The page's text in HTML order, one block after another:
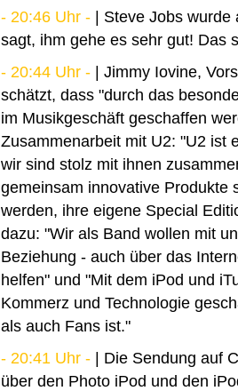
- 20:46 Uhr - | Steve Jobs wurde
sagt, ihm gehe es sehr gut! Das
- 20:44 Uhr - | Jimmy Iovine,
schätzt, dass "durch das
im Musikgeschäft geschaffen
Zusammenarbeit mit U2: "U2 ist
wir sind stolz mit ihnen
gemeinsam innovative Produkte
werden, ihre eigene Special
dazu: "Wir als Band wollen mit
Beziehung - auch über das
helfen" und "Mit dem iPod und
Kommerz und Technologie
als auch Fans ist."
- 20:41 Uhr - | Die Sendung auf
über den Photo iPod und den